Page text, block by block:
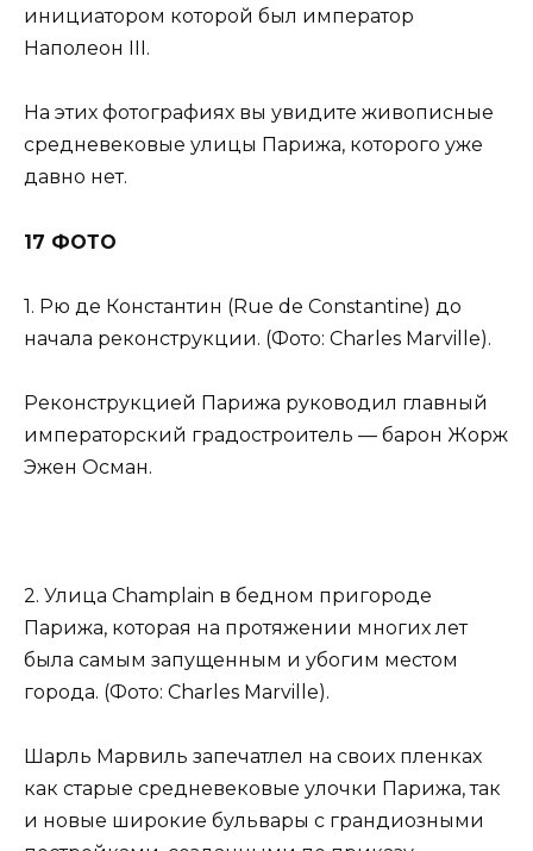
инициатором которой был император
Наполеон III.
На этих фотографиях вы увидите живописные
средневековые улицы Парижа, которого уже
давно нет.
17 ФОТО
1. Рю де Константин (Rue de Constantine) до
начала реконструкции. (Фото: Charles Marville).
Реконструкцией Парижа руководил главный
императорский градостроитель — барон Жорж
Эжен Осман.
2. Улица Champlain в бедном пригороде
Парижа, которая на протяжении многих лет
была самым запущенным и убогим местом
города. (Фото: Charles Marville).
Шарль Марвиль запечатлел на своих пленках
как старые средневековые улочки Парижа, так
и новые широкие бульвары с грандиозными